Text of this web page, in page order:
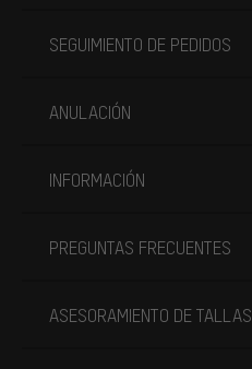
SEGUIMIENTO DE PEDIDOS
ANULACIÓN
INFORMACIÓN
PREGUNTAS FRECUENTES
ASESORAMIENTO DE TALLAS